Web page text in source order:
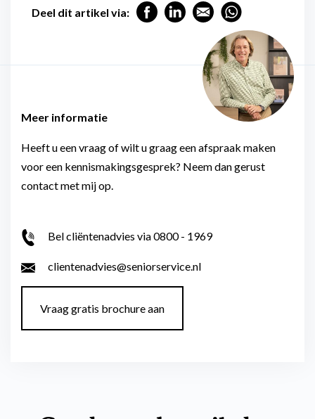
Deel dit artikel via:
Meer informatie
Heeft u een vraag of wilt u graag een afspraak maken
voor een kennismakingsgesprek? Neem dan gerust
contact met mij op.
Bel cliëntenadvies via 0800 - 1969
clientenadvies@seniorservice.nl
Vraag gratis brochure aan